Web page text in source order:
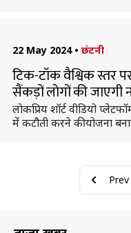
22 May 2024 • छंटनी
टिक-टॉक वैश्विक स्तर
सैंकड़ों लोगों की जाएगी
लोकप्रिय शॉर्ट वीडियो
में कटौती करने की योजना
Prev